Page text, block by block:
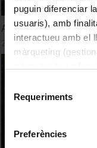
puguin diferenciar
usuaris), amb
interactueu amb el
màrqueting
consultar la
Requeriments
Preferències
Aprenentatge Basat
28 Septiembre, 2016